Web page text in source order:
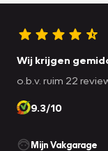
Wij krijgen
o.b.v. ruim 22
9.3/10
Mijn Vakgarage